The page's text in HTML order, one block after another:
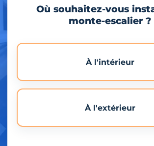
Où souhaitez-vous
monte-escalier ?
À l'intérieur
À l'extérieur